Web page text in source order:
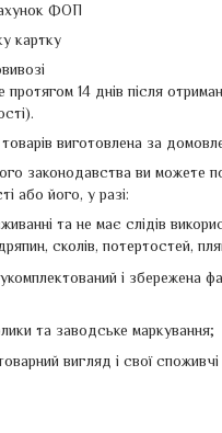
ФОП
картку
14 днів після
виготовлена ​​за
законодавства ви можете
або його, у разі:
та не має слідів
сколів, потертостей,
і збережена
та заводське маркування;
вигляд і свої споживчі